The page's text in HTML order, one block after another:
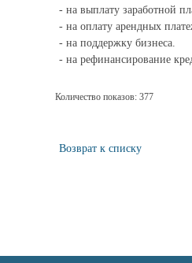
- на выплату заработной
- на оплату арендных
- на поддержку бизнеса.
- на рефинансирование
Количество показов: 377
Возврат к списку